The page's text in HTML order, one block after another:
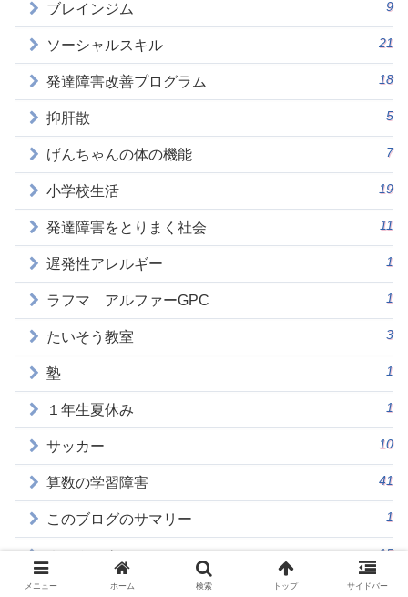
ブレインジム 9
ソーシャルスキル 21
発達障害改善プログラム 18
抑肝散 5
げんちゃんの体の機能 7
小学校生活 19
発達障害をとりまく社会 11
遅発性アレルギー 1
ラフマ アルファーGPC 1
たいそう教室 3
塾 1
１年生夏休み 1
サッカー 10
算数の学習障害 41
このブログのサマリー 1
ホームスクール 15
モンテッソーリ 2
メニュー ホーム 検索 トップ サイドバー